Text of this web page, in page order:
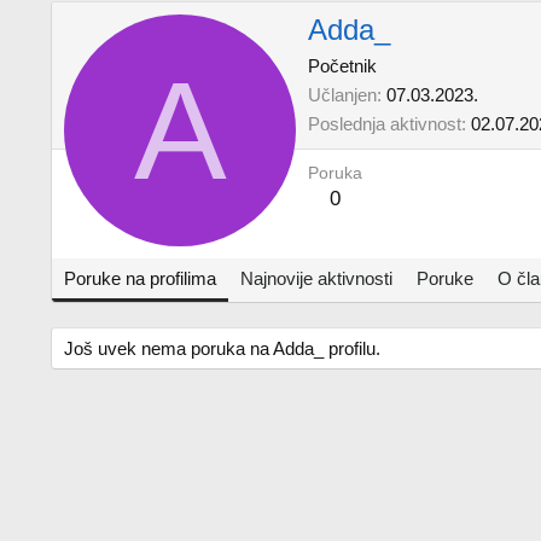
A
Adda_
Početnik
Učlanjen 07.03.2023.
Poslednja aktivnost
Poruka
0
Poruke na profilima Najnovije aktivnosti Poruke O
Još uvek nema poruka na Adda_ profilu.